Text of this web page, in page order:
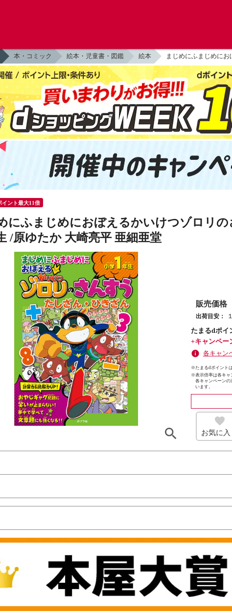
本・コミック 絵本・児童書・図鑑 絵本 まじめにふまじめに
イント最大11倍
にふまじめにおぼえるかいけつゾロリ
/原ゆたか 大崎亮平 亜細亜堂
販売価格
出荷目安：
たまるdポイ
+キャンペー
各キャン
※たまるdポイント
※表示倍率は各キャ
各キャンペーンの
います。
お気に入